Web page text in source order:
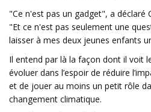
"Ce n'est pas un gadget", a déclaré
"Et ce n'est pas seulement une
laisser à mes deux jeunes enfants
Il entend par là la façon dont il voit
évoluer dans l’espoir de réduire
et de jouer au moins un petit rôle
changement climatique.